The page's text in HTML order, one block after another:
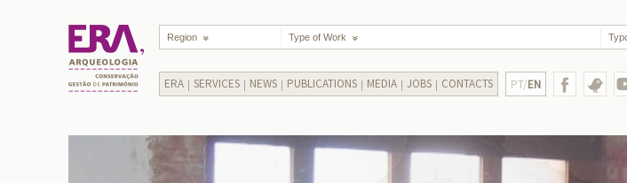
Region Type of Work
ERA SERVICES NEWS PUBLICATIONS MEDIA JOBS CONTACTS PT/EN